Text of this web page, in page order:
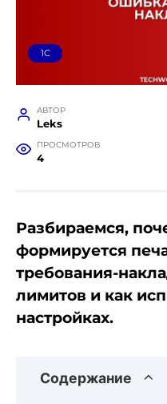
1C
АВТОР
Leks
ПРОСМОТРОВ
4
Разбираемся,
формируется
требования-
лимитов и как
настройках.
Содержание